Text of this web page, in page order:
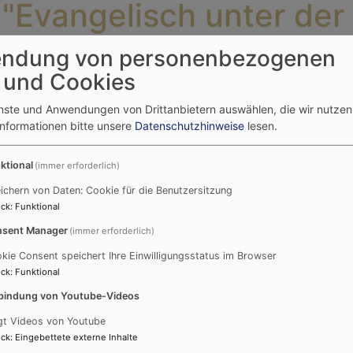
unter der
Zusammenschluss der vier evangelisch-
Dörfles-Esbach, HeiligKreuz, St.
Wir freuen uns, Sie auf unserer
zu dürfen. Sie sind herzlich eingeladen sich
Angebote zu informieren und wir sind
Sie persönlich da.
Ihrem "Rundgang" durch unsere
von personenbezogenen
Cookies
und Anwendungen von Drittanbietern auswählen, die wir
bitte unsere Datenschutzhinweise lesen.
(immer erforderlich)
von Daten: Cookie für die Benutzersitzung
: Funktional
Manager (immer erforderlich)
Consent speichert Ihre Einwilligungsstatus im Browser
: Funktional
von Youtube-Videos
Videos von Youtube
: Eingebettete externe Inhalte